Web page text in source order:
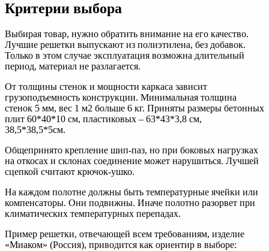
Критерии выбора
Выбирая товар, нужно обратить внимание на его качество.
Лучшие решетки выпускают из полиэтилена, без добавок.
Только в этом случае эксплуатация возможна длительный
период, материал не разлагается.
От толщины стенок и мощности каркаса зависит
грузоподъемность конструкции. Минимальная толщина
стенок 5 мм, вес 1 м2 больше 6 кг. Приняты размеры бетонных
плит 60*40*10 см, пластиковых – 63*43*3,8 см,
38,5*38,5*5см.
Общепринято крепление шип-паз, но при боковых нагрузках
на откосах и склонах соединение может нарушиться. Лучшей
сцепкой считают крючок-ушко.
На каждом полотне должны быть температурные ячейки или
компенсаторы. Они подвижны. Иначе полотно разорвет при
климатических температурных перепадах.
Пример решетки, отвечающей всем требованиям, изделие
«Миаком» (Россия), приводится как ориентир в выборе: